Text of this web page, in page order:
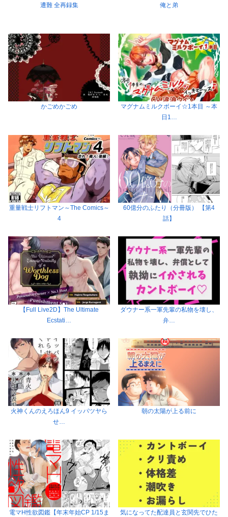
遭難 全再録集 俺と弟
かごめかごめ
マグナムミルクボーイ☆1本目 ～本
日1…
重量戦士リフトマン～The Comics～
4
60億分のふたり（分冊版） 【第4
話】
【Full Live2D】The Ultimate
Ecstati…
ダウナー系一軍先輩の私物を壊し、
弁…
火神くんのえろほん9 イッパツヤら
せ…
朝の太陽が上る前に
電マH性欲図鑑【年末年始CP 1/15ま
気になってた配達員と玄関先でひた